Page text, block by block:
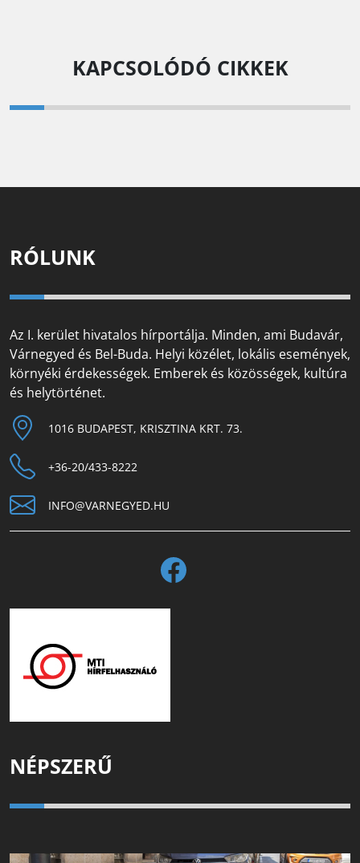
KAPCSOLÓDÓ CIKKEK
RÓLUNK
Az I. kerület hivatalos hírportálja. Minden, ami Budavár,
Várnegyed és Bel-Buda. Helyi közélet, lokális események,
környéki érdekességek. Emberek és közösségek, kultúra
és helytörténet.
1016 BUDAPEST, KRISZTINA KRT. 73.
+36-20/433-8222
INFO@VARNEGYED.HU
NÉPSZERŰ